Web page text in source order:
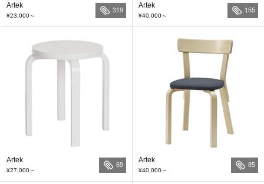
Artek
¥23,000～
319
Artek
¥40,000～
155
Artek
¥27,000～
69
Artek
¥40,000～
85